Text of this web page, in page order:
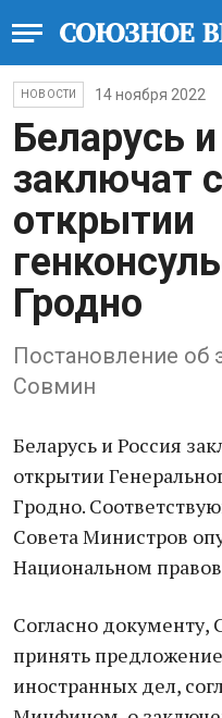
НОВОСТИ 14 ноября 2022
Беларусь
заключат
открытии
Гродно
Постановление об
Совмин
Беларусь и Россия
открытии
Гродно.
Совета Министров
Национальном
Согласно документу,
принять
иностранных дел,